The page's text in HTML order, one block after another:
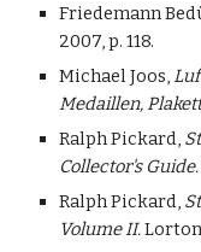
Friedemann
2007, p. 118.
Michael Joos,
Medaillen,
Ralph Pickard,
Collector's
Ralph Pickard,
Volume II.